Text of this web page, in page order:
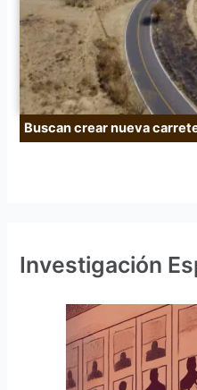
Buscan crear nueva
Investigación